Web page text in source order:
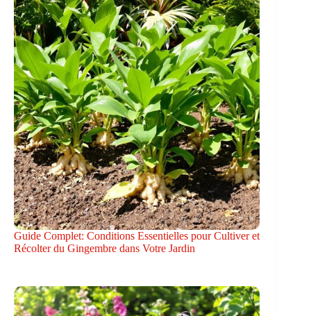
Guide Complet: Conditions Essentielles pour Cultiver et
Récolter du Gingembre dans Votre Jardin